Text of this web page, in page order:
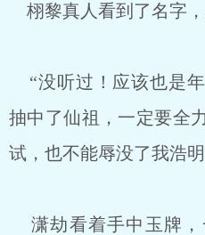
栩黎真人看到了名字
“没听过！应该也是
抽中了仙祖，一定要全
试，也不能辱没了我浩
潇劫看着手中玉牌，